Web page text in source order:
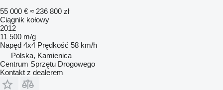
55 000 € ≈ 236 800 zł
Ciągnik kołowy
2012
11 500 m/g
Napęd 4x4 Prędkość 58 km/h
Polska, Kamienica
Centrum Sprzętu Drogowego
Kontakt z dealerem